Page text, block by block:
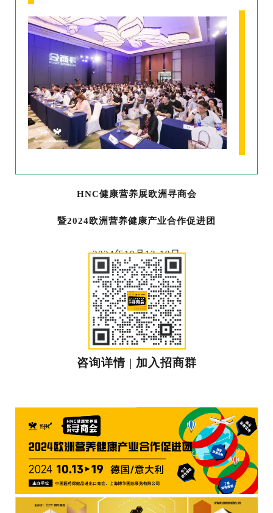
HNC健康营养展欧洲寻商会
暨2024欧洲营养健康产业合作促进团
2024年10月13-19日
咨询详情 | 加入招商群